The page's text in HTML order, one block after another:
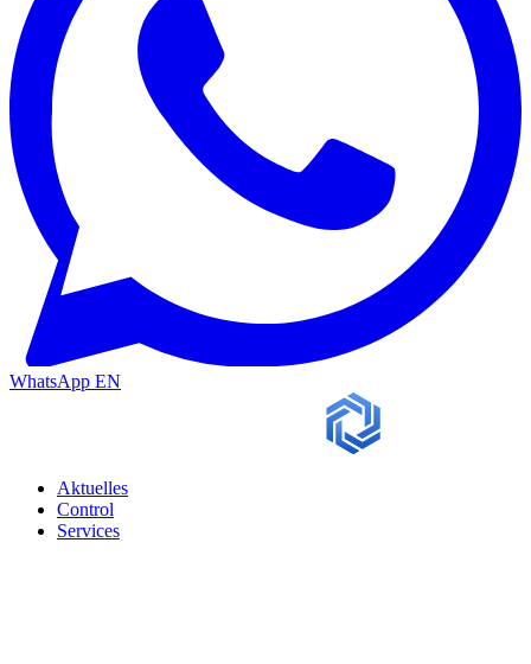
WhatsApp EN
Aktuelles
Control
Services